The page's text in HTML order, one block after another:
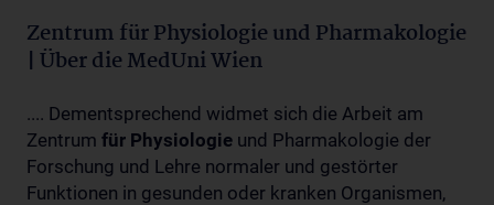
Zentrum für Physiologie und Pharmakologie
| Über die MedUni Wien
.... Dementsprechend widmet sich die Arbeit am
Zentrum für Physiologie und Pharmakologie der
Forschung und Lehre normaler und gestörter
Funktionen in gesunden oder kranken Organismen,